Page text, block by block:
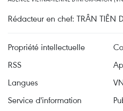
Rédacteur en chef: TRÂN TIÊN
Propriété intellectuelle
RSS
Langues
Service d'information